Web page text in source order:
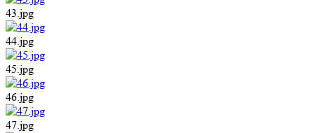
43.jpg
44.jpg
45.jpg
46.jpg
47.jpg